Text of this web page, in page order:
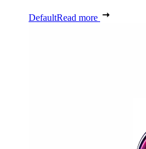
DefaultRead more